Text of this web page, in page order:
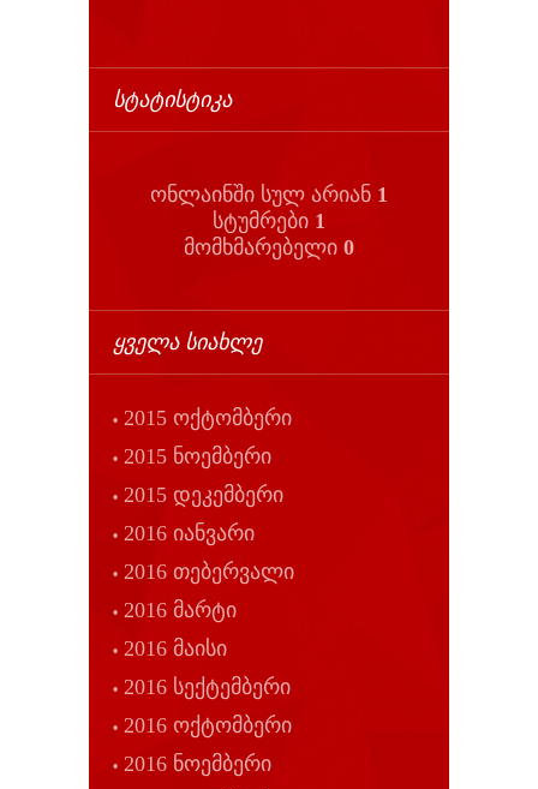
ᲡᲢᲐᲢᲘᲡᲢᲘᲙᲐ
ონლაინში სულ არიან 1
სტუმრები 1
მომხმარებელი 0
ᲧᲕᲔᲚᲐ ᲡᲘᲐᲮᲚᲔ
2015 ოქტომბერი
2015 ნოემბერი
2015 დეკემბერი
2016 იანვარი
2016 თებერვალი
2016 მარტი
2016 მაისი
2016 სექტემბერი
2016 ოქტომბერი
2016 ნოემბერი